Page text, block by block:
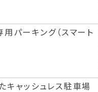
用パーキング（スマート
キャッシュレス駐車場